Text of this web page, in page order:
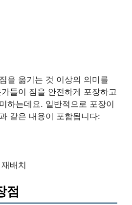
을 옮기는 것 이상의 의미를
들이 짐을 안전하게 포장하고
하는데요. 일반적으로 포장이
같은 내용이 포함됩니다:
배치
점